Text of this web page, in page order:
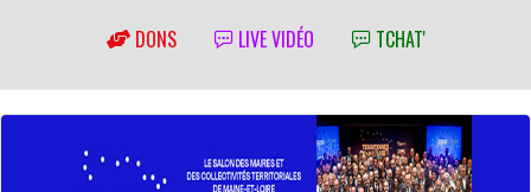
DONS LIVE VIDÉO TCHAT'